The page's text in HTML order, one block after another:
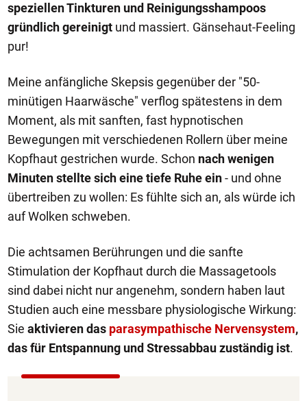
speziellen Tinkturen und Reinigungsshampoos
gründlich gereinigt und massiert. Gänsehaut-Feeling
pur!
Meine anfängliche Skepsis gegenüber der "50-
minütigen Haarwäsche" verflog spätestens in dem
Moment, als mit sanften, fast hypnotischen
Bewegungen mit verschiedenen Rollern über meine
Kopfhaut gestrichen wurde. Schon nach wenigen
Minuten stellte sich eine tiefe Ruhe ein- und ohne
übertreiben zu wollen: Es fühlte sich an, als würde ich
auf Wolken schweben.
Die achtsamen Berührungen und die sanfte
Stimulation der Kopfhaut durch die Massagetools
sind dabei nicht nur angenehm, sondern haben laut
Studien auch eine messbare physiologische Wirkung:
Sie aktivieren das parasympathische Nervensystem,
das für Entspannung und Stressabbau zuständig ist.